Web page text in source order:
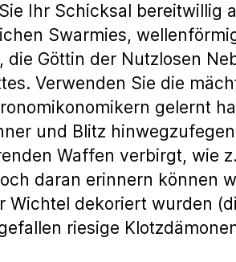
Ihr Schicksal bereitwillig
Swarmies,
Göttin der Nutzlosen
Verwenden Sie die
gelernt
und Blitz
Waffen verbirgt, wie
daran erinnern können
dekoriert wurden
riesige